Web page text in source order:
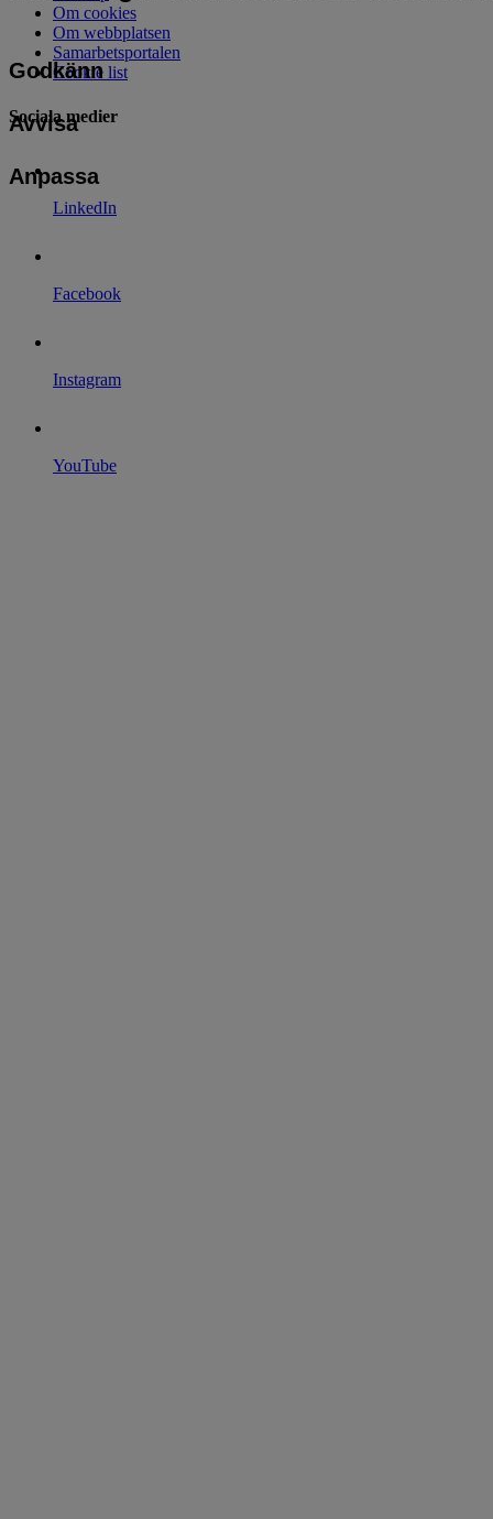
Anpassa
Avvisa
Godkänn
Om cookies
Om webbplatsen
Samarbetsportalen
Cookie list
Sociala medier
LinkedIn
Facebook
Instagram
YouTube